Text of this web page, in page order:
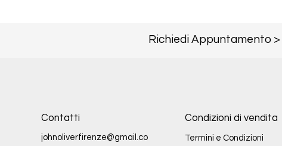
Richiedi Appuntamento >
Contatti
johnoliverfirenze@gmail.co
Condizioni di vendita
Termini e Condizioni